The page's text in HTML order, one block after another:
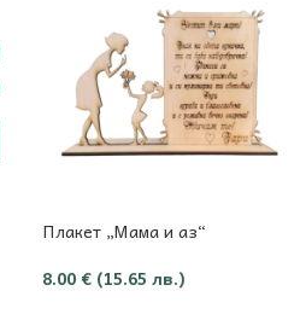
Плакет „Мама и аз“
8.00 € (15.65 лв.)